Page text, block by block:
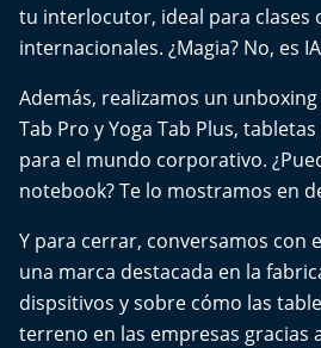
Conecta Vida
El Mejor País de Chile
Te invito a tomar once
Especiales
Chiche cuadra y su parrilla
tu interlocutor, ideal para clases
internacionales. ¿Magia? No, es
Además, realizamos un
Tab Pro y Yoga Tab Plus,
para el mundo corporativo.
notebook? Te lo mostramos en
Y para cerrar, conversamos con
una marca destacada en la
dispsitivos y sobre cómo las
terreno en las empresas gracias